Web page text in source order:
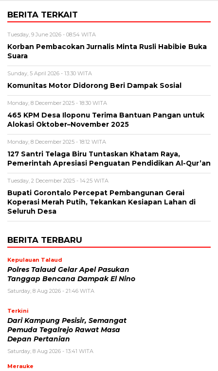
BERITA TERKAIT
Tuesday, 9 June 2026 - 08:54 WITA
Korban Pembacokan Jurnalis Minta Rusli Habibie Buka
Suara
Sunday, 5 April 2026 - 13:30 WITA
Komunitas Motor Didorong Beri Dampak Sosial
Monday, 8 December 2025 - 18:30 WITA
465 KPM Desa Iloponu Terima Bantuan Pangan untuk
Alokasi Oktober–November 2025
Monday, 8 December 2025 - 18:12 WITA
127 Santri Telaga Biru Tuntaskan Khatam Raya,
Pemerintah Apresiasi Penguatan Pendidikan Al-Qur’an
Tuesday, 2 December 2025 - 14:25 WITA
Bupati Gorontalo Percepat Pembangunan Gerai
Koperasi Merah Putih, Tekankan Kesiapan Lahan di
Seluruh Desa
BERITA TERBARU
Kepulauan Talaud
Polres Talaud Gelar Apel Pasukan
Tanggap Bencana Dampak El Nino
Saturday, 8 Aug 2026 - 21:46 WITA
Terkini
Dari Kampung Pesisir, Semangat
Pemuda Tegalrejo Rawat Masa
Depan Pertanian
Saturday, 8 Aug 2026 - 13:41 WITA
Merauke